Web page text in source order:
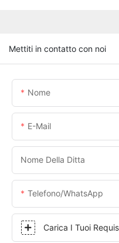
Mettiti in contatto con noi
Nome
E-Mail
Nome Della Ditta
Telefono/WhatsApp
Carica I Tuoi